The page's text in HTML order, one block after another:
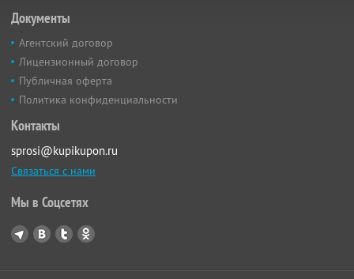
Документы
Агентский договор
Лицензионный договор
Публичная оферта
Политика конфиденциальности
Контакты
sprosi@kupikupon.ru
Связаться с нами
Мы в Соцсетях